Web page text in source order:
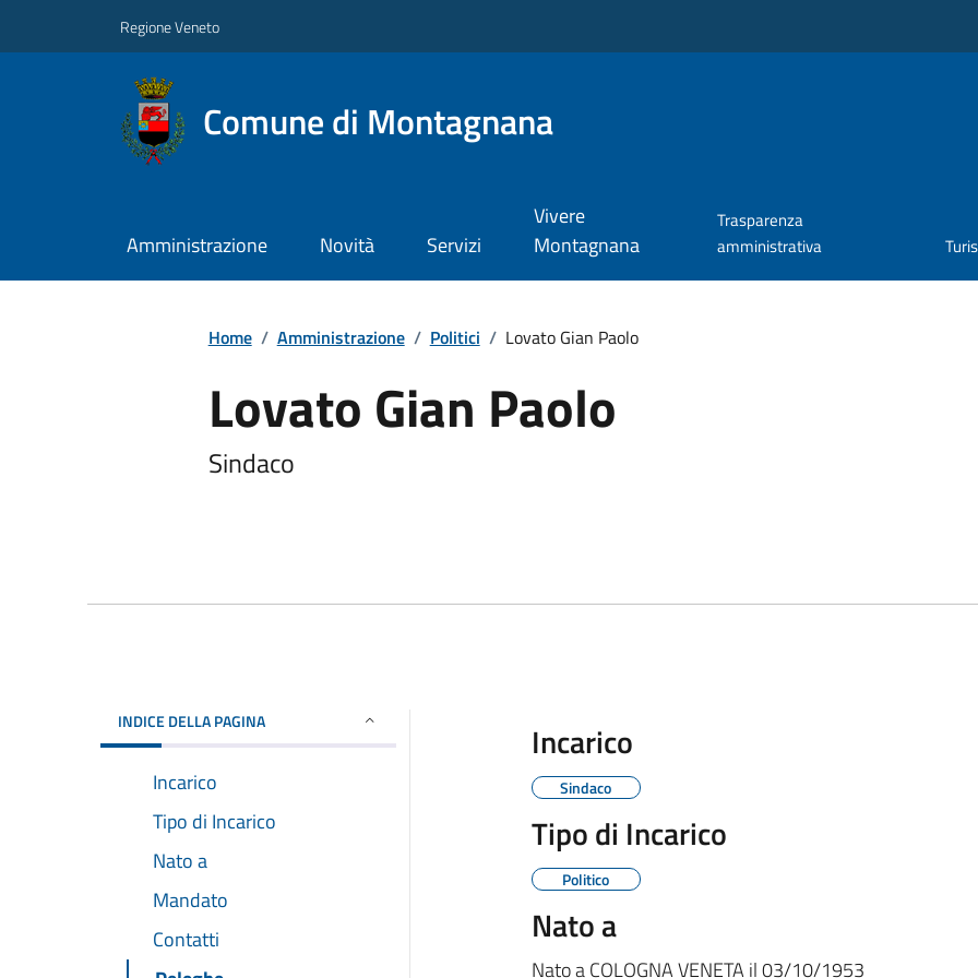
Regione Veneto
Comune di Montagnana
Amministrazione Novità Servizi
Vivere
Montagnana
Trasparenza
amministrativa
Home / Amministrazione / Politici / Lovato Gian Paolo
Lovato Gian Paolo
Sindaco
INDICE DELLA PAGINA
Incarico
Tipo di Incarico
Nato a
Mandato
Contatti
Incarico
Sindaco
Tipo di Incarico
Politico
Nato a
Nato aCOLOGNA VENETA il03/10/1953